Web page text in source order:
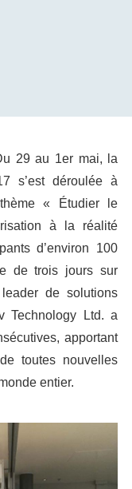
29 au 1er mai, la
s’est déroulée à
« Étudier le
à la réalité
d’environ 100
de trois jours sur
de solutions
Technology Ltd. a
apportant
toutes nouvelles
entier.